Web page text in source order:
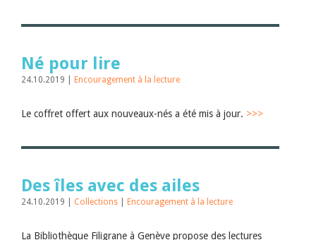
Né pour lire
24.10.2019 | Encouragement à la lecture
Le coffret offert aux nouveaux-nés a été mis à jour. >>>
Des îles avec des ailes
24.10.2019 | Collections Encouragement à la lecture
La Bibliothèque Filigrane à Genève propose des lectures